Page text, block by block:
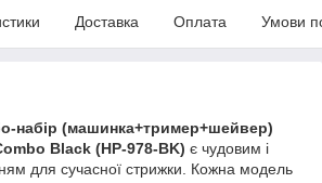
Доставка Оплата Умови
набір (машинка+тример+шейвер)
Black (HP-978-BK) є чудовим і
для сучасної стрижки. Кожна модель